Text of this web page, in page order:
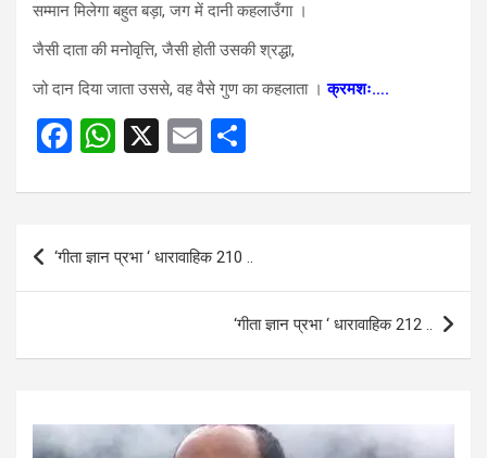
सम्मान मिलेगा बहुत बड़ा, जग में दानी कहलाउँगा ।
जैसी दाता की मनोवृत्ति, जैसी होती उसकी श्रद्धा,
जो दान दिया जाता उससे, वह वैसे गुण का कहलाता ।क्रमशः….
F
ce
o
W
at
A
X
E
ail ar
Post
navigation
‘गीता ज्ञान प्रभा ‘ धारावाहिक 210 ..
‘गीता ज्ञान प्रभा ‘ धारावाहिक 212 ..